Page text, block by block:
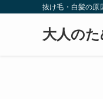
抜け毛・白髪の原
大人の